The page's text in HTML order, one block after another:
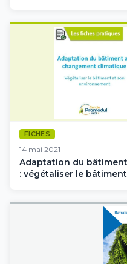
FICHES
14 mai 2021
Adaptation du
: végétaliser le